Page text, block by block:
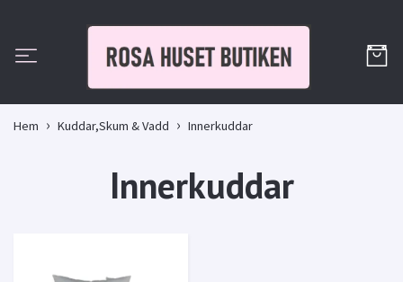
Hem Kuddar,Skum & Vadd Innerkuddar
Innerkuddar